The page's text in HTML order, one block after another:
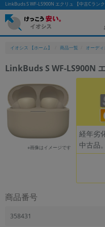
LinkBuds S WF-LS900N エクリュ 【中古Cラン
イオシス 【ホーム】 商品一覧 オーディ
LinkBuds S WF-LS900N
※画像はイメージです
経年劣
中古品
商品番号
358431
かんたんパソコ
除外ワード
EliteBook
シリーズ